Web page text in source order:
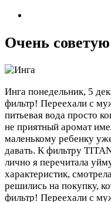
Очень советую
Инга понедельник, 5
фильтр! Переехали с
питьевая вода просто
не приятный аромат
маленькому ребенку
давать. К фильтру
лично я перечитала
характеристик,
решились на покупку,
фильтр! Переехали с